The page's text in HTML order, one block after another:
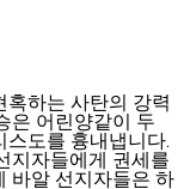
혹하는 사탄의 강력
은 어린양같이 두
도를 흉내냅니다.
지자들에게 권세를
바알 선지자들은 하